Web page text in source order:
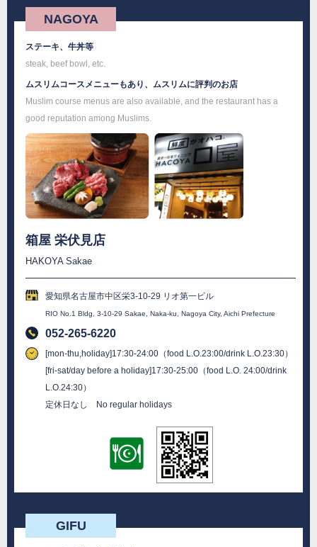
NAGOYA
ステーキ、牛丼等
steak, beef bowl, etc.
ムスリムコースメニューもあり、ムスリムに評判のお店
Muslim course menus are also available, and the restaurant has a
good reputation among Muslims.
箱屋 栄伏見店
HAKOYA Sakae
愛知県名古屋市中区栄3-10-29 リオ第一ビル
RIO No.1 Bldg, 3-10-29 Sakae, Naka-ku, Nagoya City, Aichi Prefecture
052-265-6220
[mon-thu,holiday]17:30-24:00（food L.O.23:00/drink L.O.23:30）
[fri-sat/day before a holiday]17:30-25:00（food L.O. 24:00/drink
L.O.24:30）
定休日なし No regular holidays
GIFU